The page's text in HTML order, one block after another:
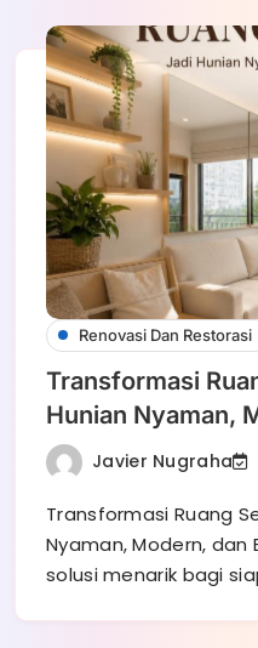
Renovasi Dan Restorasi
Transformasi
Hunian Nyaman,
Javier Nugraha
Transformasi Ruang
Nyaman, Modern,
solusi menarik bagi